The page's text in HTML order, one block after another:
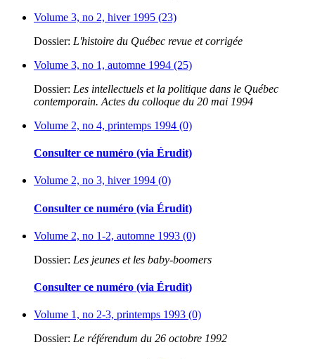
Volume 3, no 2, hiver 1995 (23)
Dossier: L'histoire du Québec revue et corrigée
Volume 3, no 1, automne 1994 (25)
Dossier: Les intellectuels et la politique dans le Québec
contemporain. Actes du colloque du 20 mai 1994
Volume 2, no 4, printemps 1994 (0)
Consulter ce numéro (via Érudit)
Volume 2, no 3, hiver 1994 (0)
Consulter ce numéro (via Érudit)
Volume 2, no 1-2, automne 1993 (0)
Dossier: Les jeunes et les baby-boomers
Consulter ce numéro (via Érudit)
Volume 1, no 2-3, printemps 1993 (0)
Dossier: Le référendum du 26 octobre 1992